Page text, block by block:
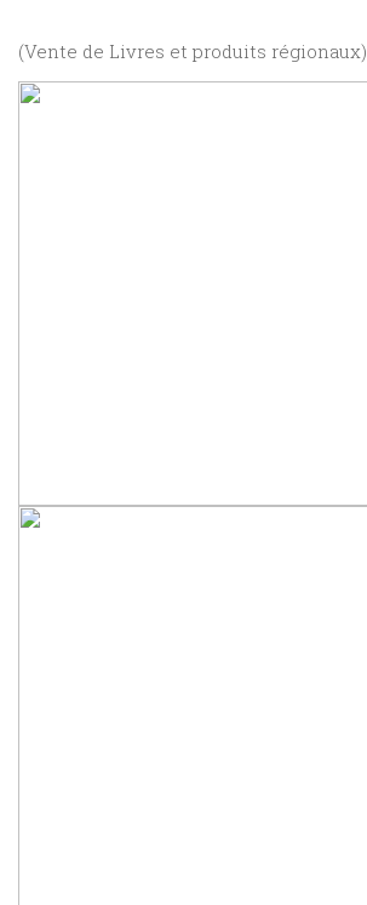
(Vente de Livres et produits régionaux)